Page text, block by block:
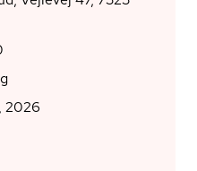
2026